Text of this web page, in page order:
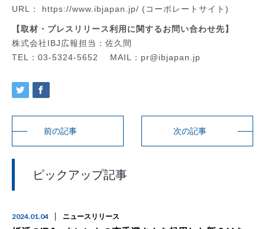
URL： https://www.ibjapan.jp/ (コーポレートサイト)
【取材・プレスリリース利用に関するお問い合わせ先】
株式会社IBJ広報担当：佐久間
TEL：03-5324-5652 MAIL：pr@ibjapan.jp
前の記事 次の記事
ピックアップ記事
2024.01.04 ニュースリリース